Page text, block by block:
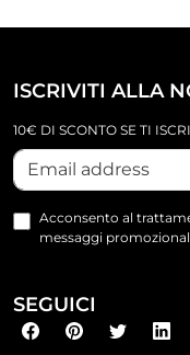
ISCRIVITI ALLA
10€ DI SCONTO SE TI
Acconsento al
messaggi
SEGUICI